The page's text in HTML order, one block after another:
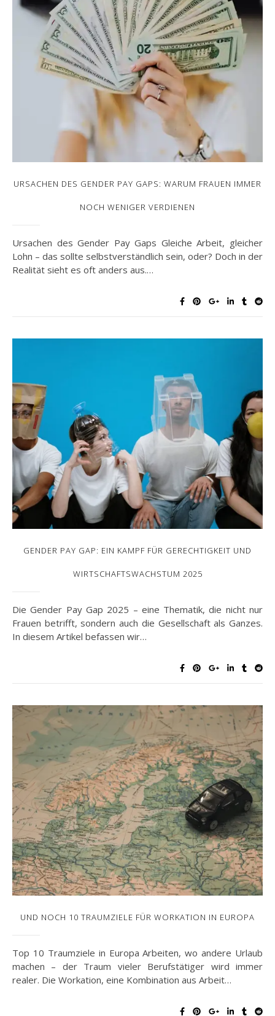
URSACHEN DES GENDER PAY GAPS: WARUM FRAUEN IMMER
NOCH WENIGER VERDIENEN
Ursachen des Gender Pay Gaps Gleiche Arbeit, gleicher
Lohn – das sollte selbstverständlich sein, oder? Doch in der
Realität sieht es oft anders aus.…
GENDER PAY GAP: EIN KAMPF FÜR GERECHTIGKEIT UND
WIRTSCHAFTSWACHSTUM 2025
Die Gender Pay Gap 2025 – eine Thematik, die nicht nur
Frauen betrifft, sondern auch die Gesellschaft als Ganzes.
In diesem Artikel befassen wir…
UND NOCH 10 TRAUMZIELE FÜR WORKATION IN EUROPA
Top 10 Traumziele in Europa Arbeiten, wo andere Urlaub
machen – der Traum vieler Berufstätiger wird immer
realer. Die Workation, eine Kombination aus Arbeit…